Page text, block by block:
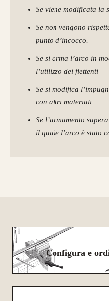
Se viene modificata la
Se non vengono
punto d’incocco.
Se si arma l’arco in
l’utilizzo dei flettenti
Se si modifica
con altri materiali
Se l’armamento
il quale l’arco è stato
Configura e